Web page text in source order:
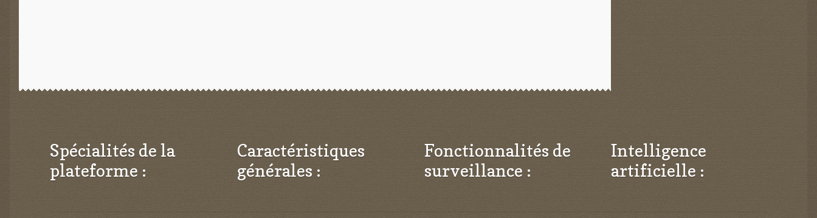
Spécialités de la
plateforme :
Caractéristiques
générales :
Fonctionnalités de
surveillance :
Intelligence
artificielle :